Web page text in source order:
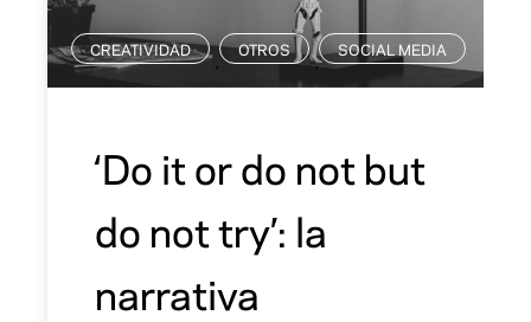
CREATIVIDAD OTROS , SOCIAL MEDIA
‘Do it or do not but
do not try’: la
narrativa